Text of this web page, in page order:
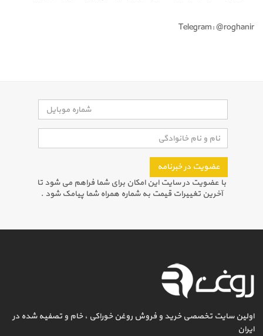
Telegram: @roghanir
عضویت در خبرنامه
با عضویت در سایت این امکان برای شما فراهم می شود تا
آخرین تغییرات قیمت به شماره همراه شما پیامک شود .
اولین سایت تخصصی خرید و فروش روغن خوراکی ، خام و تصفیه شده در
ایران